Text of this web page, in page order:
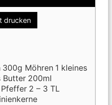
drucken
300g Möhren 1 kleines
Butter 200ml
Pfeffer 2 – 3 TL